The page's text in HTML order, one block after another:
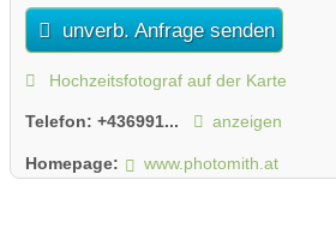
unverb. Anfrage senden
Hochzeitsfotograf auf der Karte
Telefon: +436991... anzeigen
Homepage: www.photomith.at